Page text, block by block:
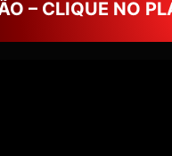
– CLIQUE NO